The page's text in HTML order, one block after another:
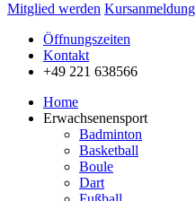
Mitglied werden Kursanmeldung
Öffnungszeiten
Kontakt
+49 221 638566
Home
Erwachsenensport
Badminton
Basketball
Boule
Dart